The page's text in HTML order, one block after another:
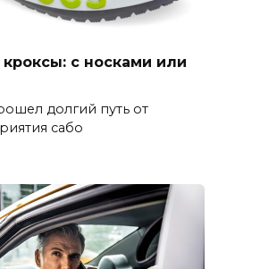
кроксы: с носками или
долгий путь от
сабо